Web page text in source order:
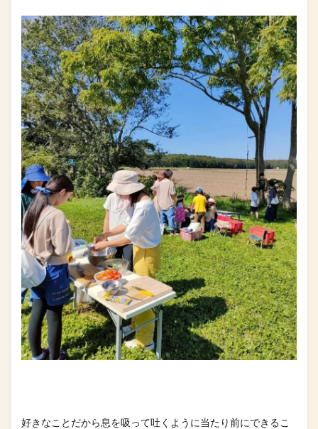
好きなことだから息を吸って吐くように当たり前にできるこ